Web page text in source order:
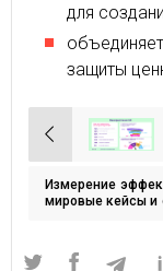
для
защиты
Навигация
по
записям
Измерение
мировые кейсы и